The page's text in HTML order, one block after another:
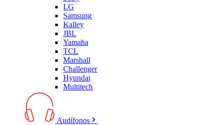
LG
Samsung
Kalley
JBL
Yamaha
TCL
Marshall
Challenger
Hyundai
Multitech
Audífonos